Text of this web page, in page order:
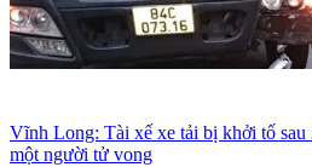
Vĩnh Long: Tài xế xe tải bị khởi tố
một người tử vong